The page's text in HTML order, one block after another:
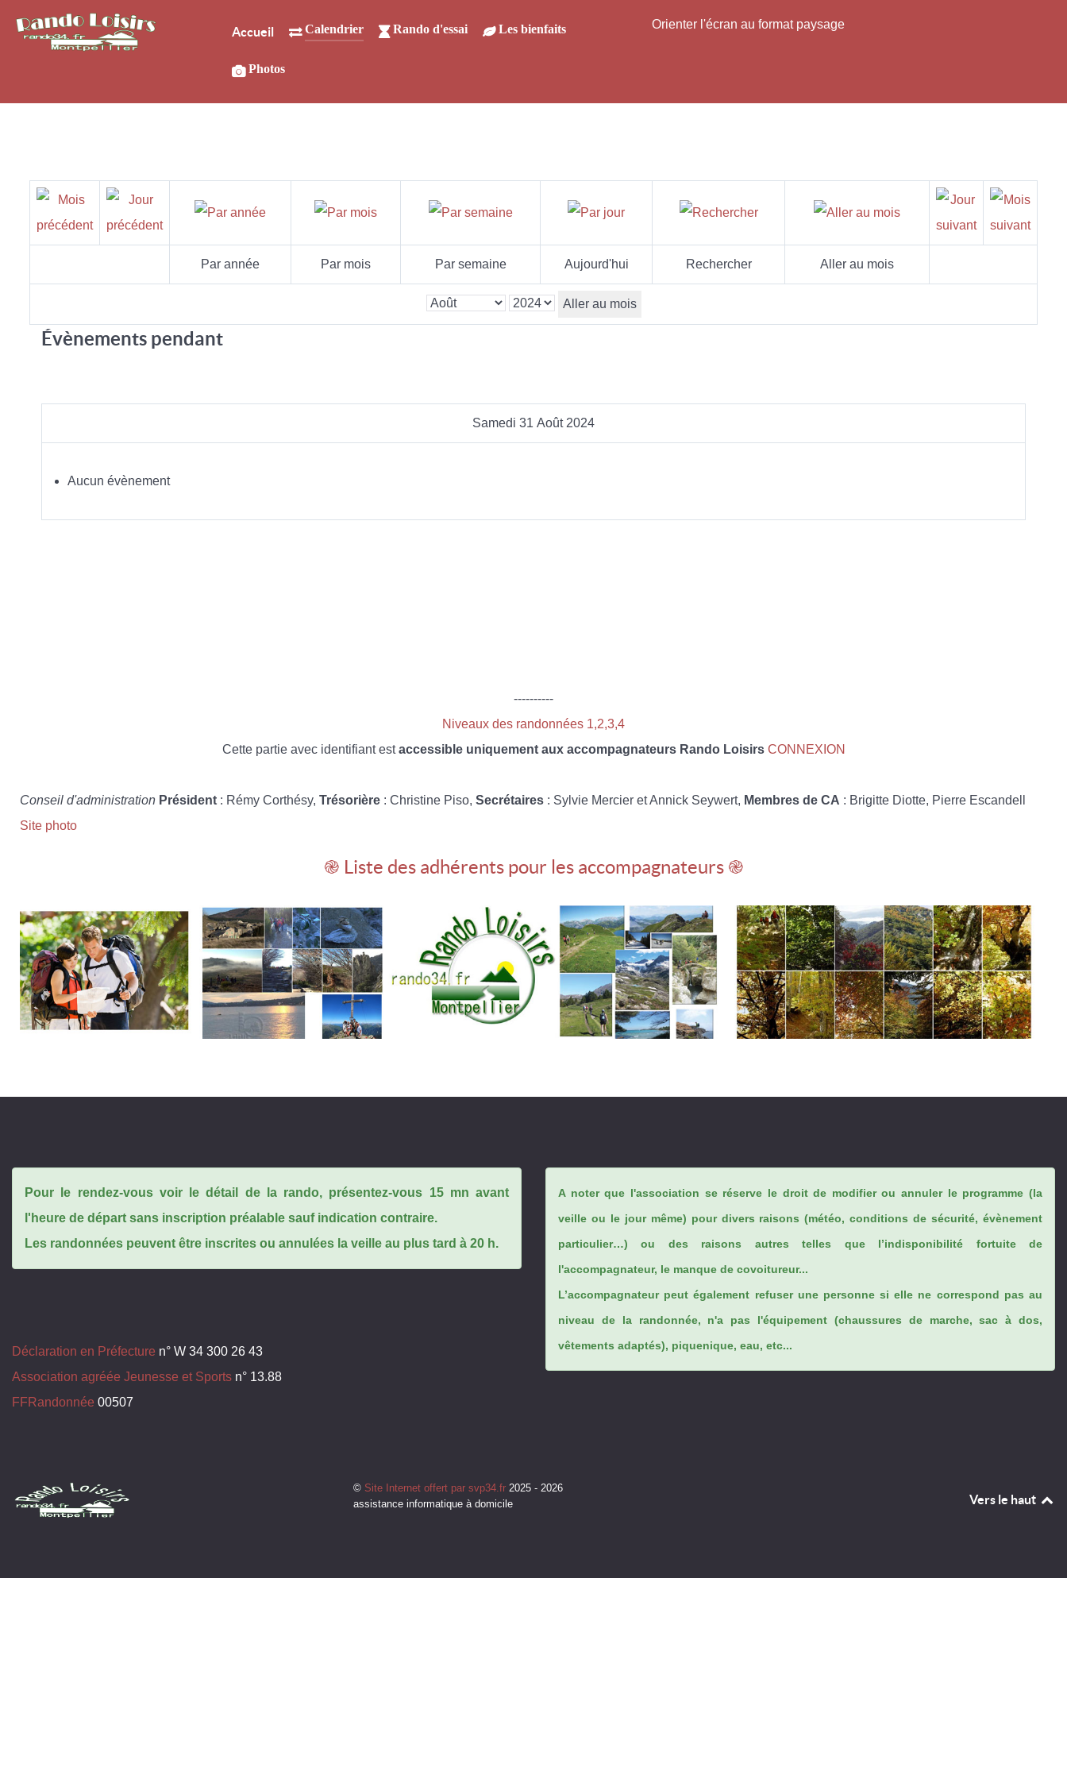
Accueil Calendrier Rando d'essai Les bienfaits
Photos
Orienter l'écran au format paysage
Par année Par mois Par semaine Aujourd'hui Rechercher Aller au mois
Aller au mois
Évènements pendant
Samedi 31 Août 2024
Aucun évènement
----------
Niveaux des randonnées 1,2,3,4
Cette partie avec identifiant estaccessible uniquement aux accompagnateurs Rando Loisirs CONNEXION
Conseil d'administration Président : Rémy Corthésy, Trésorière : Christine Piso, Secrétaires : Sylvie Mercier et Annick Seywert, Membres de CA : Brigitte Diotte, Pierre Escandell
Site photo
֎ Liste des adhérents pour les accompagnateurs ֎
Pour le rendez-vous voir le détail de la rando, présentez-vous 15 mn avant
l'heure de départ sans inscription préalable sauf indication contraire.
Les randonnées peuvent être inscrites ou annulées la veille au plus tard à 20 h.
Déclaration en Préfecture n° W 34 300 26 43
Association agréée Jeunesse et Sports n° 13.88
FFRandonnée 00507
A noter que l'association se réserve le droit de modifier ou annuler le programme (la
veille ou le jour même) pour divers raisons (météo, conditions de sécurité, évènement
particulier…) ou des raisons autres telles que l’indisponibilité fortuite de
l'accompagnateur, le manque de covoitureur...
L’accompagnateur peut également refuser une personne si elle ne correspond pas au
niveau de la randonnée, n'a pas l'équipement (chaussures de marche, sac à dos,
vêtements adaptés), piquenique, eau, etc...
© Site Internet offert par svp34.fr2025 - 2026
assistance informatique à domicile
Vers le haut